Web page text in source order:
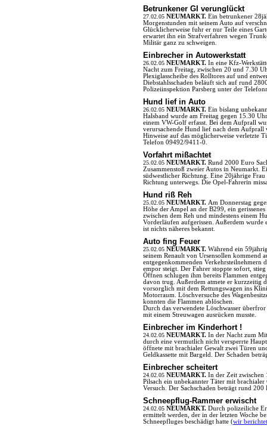
Betrunkener GI verunglückt
27.02.05 NEUMARKT. Ein betrunkener
Morgenstunden mit seinem Auto auf
Glücklicherweise fuhr er nur Teile eines
erwartet ihn ein Strafverfahren wegen
Militär ganz zu schweigen.
Einbrecher in Autowerkstatt
26.02.05 NEUMARKT. In eine Kfz-
Nacht zum Freitag, zwischen 20 und 7.30
Plexiglasscheibe des Rolltores auf und
Diebstahlsschaden beläuft sich auf rund
Polizeiinspektion Parsberg unter der
Hund lief in Auto
26.02.05 NEUMARKT. Ein bislang
Halsband wurde am Freitag gegen 15.30
einem VW-Golf erfasst. Bei dem Aufprall
verursachende Hund lief nach dem
Hinweise auf das möglicherweise verletzte
Telefon 09492/9411-0.
Vorfahrt mißachtet
25.02.05 NEUMARKT. Rund 2000 Euro
Zusammenstoß zweier Autos in Neumarkt.
südwestlicher Richtung. Eine 20jährige
Richtung unterwegs. Die Opel-Fahrerin
Hund riß Reh
25.02.05 NEUMARKT. Am Donnerstag
Höhe der Ampel an der B299, ein
zwischen dem Reh und mindestens einem
Vorderläufen aufgerissen. Außerdem wurde
ist nichts näheres bekannt.
Auto fing Feuer
25.02.05 NEUMARKT. Während ein
seinem Renault von Ursensollen kommend
entgegenkommenden Verkehrsteilnehmern
empor steigt. Der Fahrer stoppte sofort,
Öffnen schlugen ihm bereits Flammen
davon trug. Außerdem atmete er kurzzeitig
vorsorglich mit dem Rettungswagen ins
Motorraum. Löschversuche des
konnten die Flammen ablöschen.
Durch das verwendete Löschwasser
mit einem Streuwagen ausrücken musste.
Einbrecher im Kinderhort !
24.02.05 NEUMARKT. In der Nacht zum
durch eine vermutlich nicht versperrte
öffnete mit brachialer Gewalt zwei Türen
Geldkassette mit Bargeld. Der Schaden
Einbrecher scheitert
24.02.05 NEUMARKT. In der Zeit zwischen
Pilsach ein unbekannter Täter mit
Versuch. Der Sachschaden beträgt rund
Schneepflug-Rammer erwischt
24.02.05 NEUMARKT. Durch polizeiliche
ermittelt werden, der in der letzten Woche
Schneepfluges beschädigt hatte (wir